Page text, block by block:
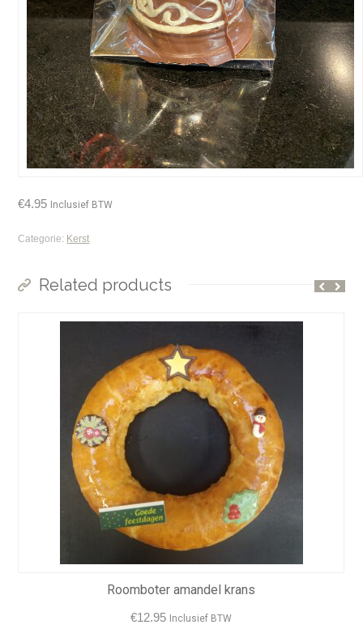
€4.95 Inclusief BTW
Categorie: Kerst
Related products
Roomboter amandel krans
€12.95 Inclusief BTW